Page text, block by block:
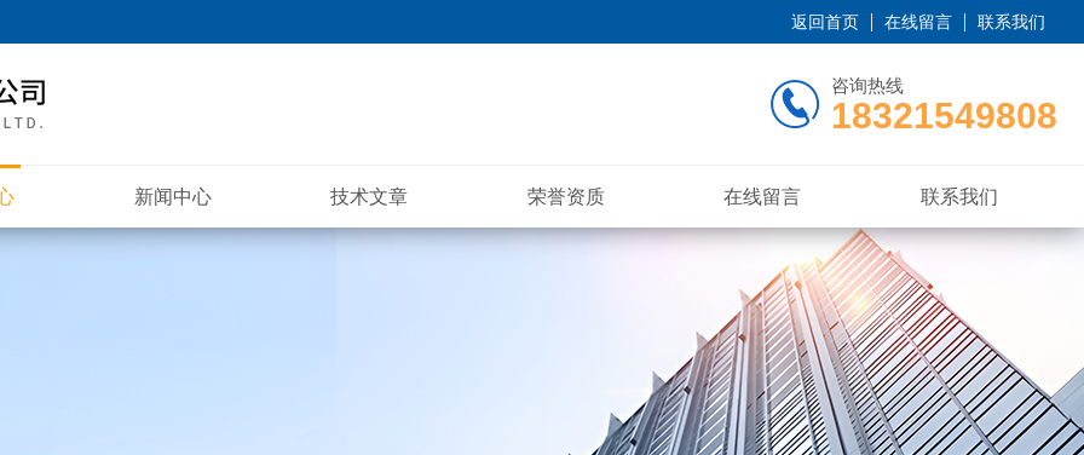
返回首页 在线留言 联系我们
咨询热线
18321549808
新闻中心 技术文章 荣誉资质 在线留言 联系我们